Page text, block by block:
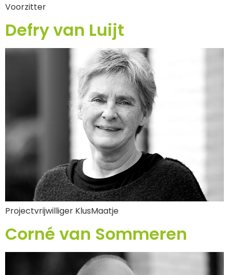
Voorzitter
Defry van Luijt
Projectvrijwilliger KlusMaatje
Corné van Sommeren